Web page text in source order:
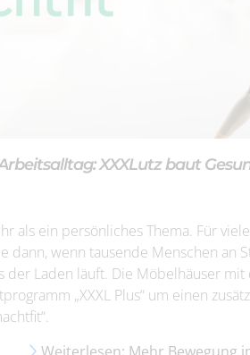
XXXLutz baut
als ein persönliches Thema. Für
dann, wenn tausende Menschen an
der Laden läuft. Die Möbelhäuser
„XXXL Plus“ um einen